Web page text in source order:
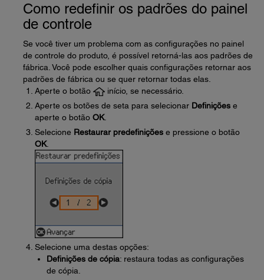
Como redefinir os padrões do painel
de controle
Se você tiver um problema com as configurações no painel
de controle do produto, é possível retorná-las aos padrões de
fábrica. Você pode escolher quais configurações retornar aos
padrões de fábrica ou se quer retornar todas elas.
Aperte o botão
início, se necessário.
Aperte os botões de seta para selecionar Definições e
aperte o botão OK.
Selecione Restaurar predefinições e pressione o botão
OK.
Selecione uma destas opções:
Definições de cópia: restaura todas as configurações
de cópia.